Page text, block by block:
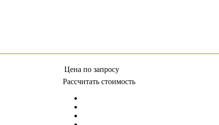
Цена по запросу
Рассчитать стоимость